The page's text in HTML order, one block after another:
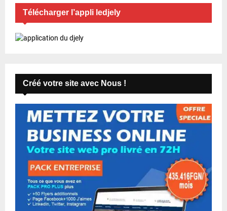
Télécharger l’appli ledjely
Créé votre site avec Nous !